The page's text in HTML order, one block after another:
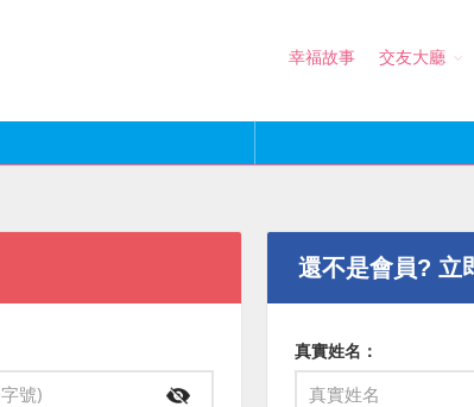
幸福故事 交友大廳
還不是會員? 立
真實姓名：